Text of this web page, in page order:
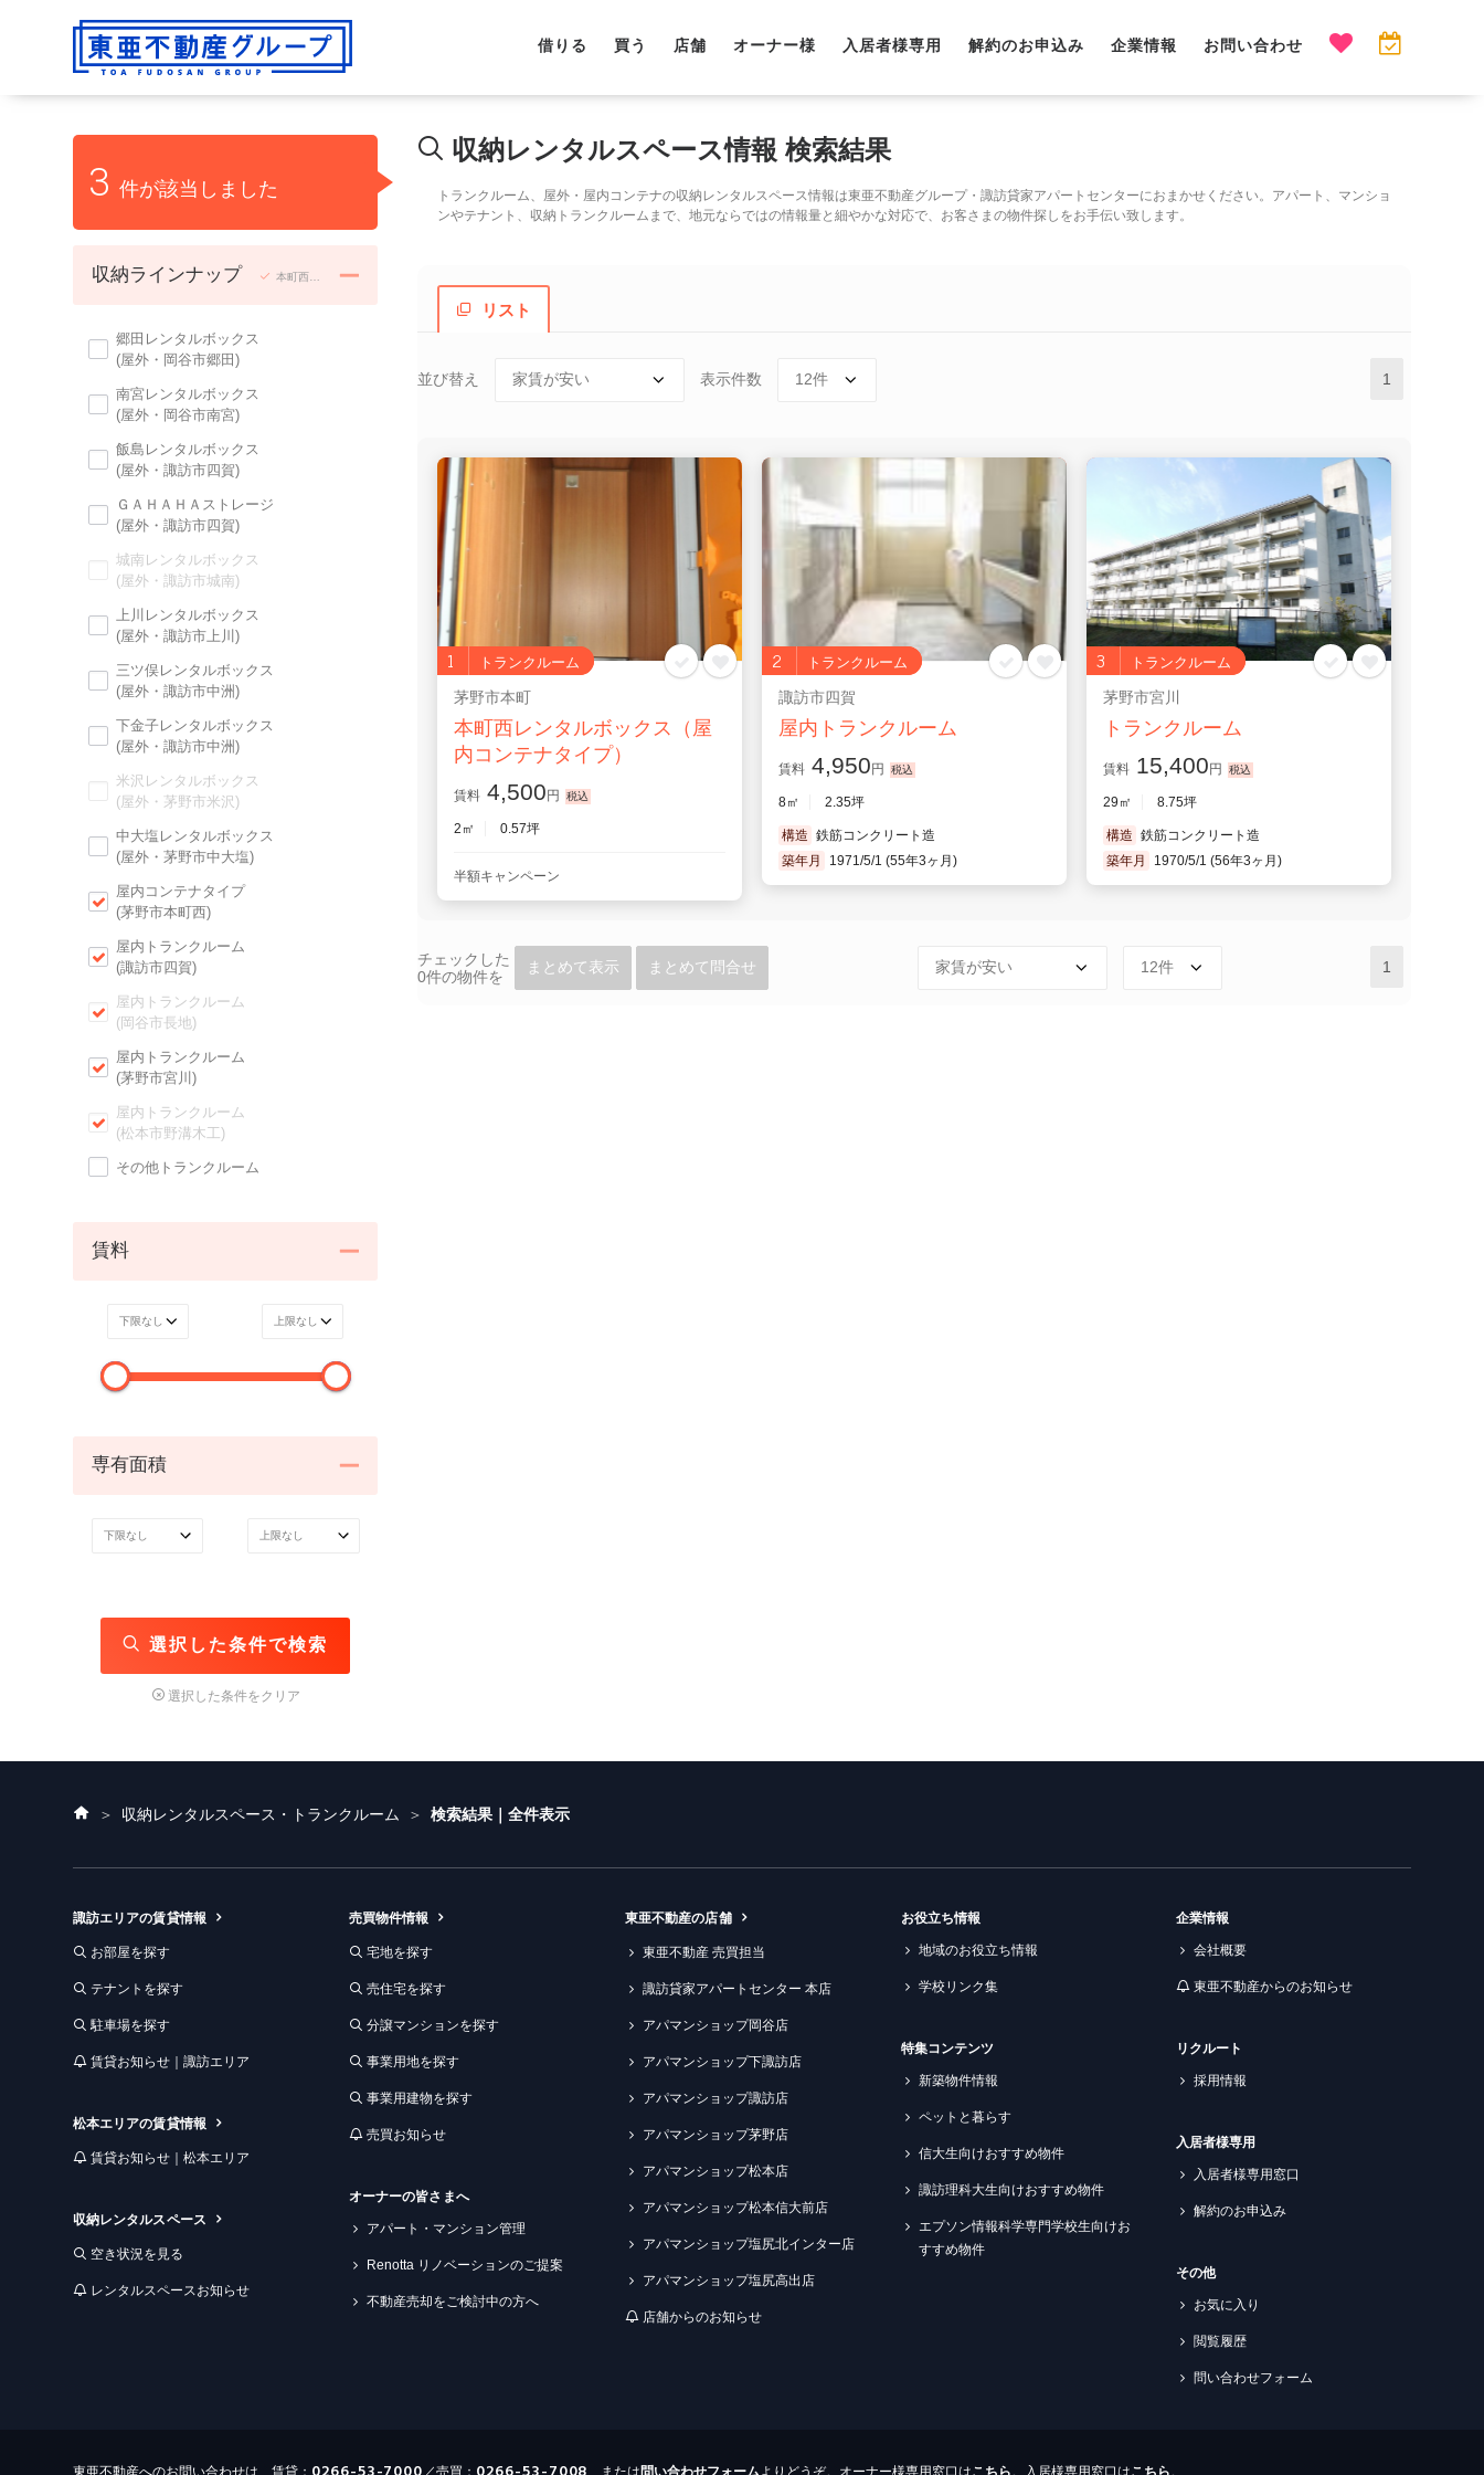
借りる 買う 店舗 オーナー様 入居者様専用 解約のお申込み 企業情報 お問い合わせ
3 件が該当しました
収納ラインナップ 本町西レンタルボックス, 明和トランクルーム, 長地宿舎, 宮川宿舎, 松本宿舎
郷田レンタルボックス
(屋外・岡谷市郷田)
南宮レンタルボックス
(屋外・岡谷市南宮)
飯島レンタルボックス
(屋外・諏訪市四賀)
ＧＡＨＡＨＡストレージ
(屋外・諏訪市四賀)
城南レンタルボックス
(屋外・諏訪市城南)
上川レンタルボックス
(屋外・諏訪市上川)
三ツ俣レンタルボックス
(屋外・諏訪市中洲)
下金子レンタルボックス
(屋外・諏訪市中洲)
米沢レンタルボックス
(屋外・茅野市米沢)
中大塩レンタルボックス
(屋外・茅野市中大塩)
屋内コンテナタイプ
(茅野市本町西)
屋内トランクルーム
(諏訪市四賀)
屋内トランクルーム
(岡谷市長地)
屋内トランクルーム
(茅野市宮川)
屋内トランクルーム
(松本市野溝木工)
その他トランクルーム
賃料
専有面積
選択した条件で検索
選択した条件をクリア
収納レンタルスペース情報 検索結果
トランクルーム、屋外・屋内コンテナの収納レンタルスペース情報は東亜不動産グループ・諏訪貸家アパートセンターにおまかせください。アパート、マンショ
ンやテナント、収納トランクルームまで、地元ならではの情報量と細やかな対応で、お客さまの物件探しをお手伝い致します。
リスト
並び替え 表示件数 1
1 トランクルーム
茅野市本町
本町西レンタルボックス（屋
内コンテナタイプ）
賃料 4,500 円
2㎡ 0.57坪
半額キャンペーン
2 トランクルーム
諏訪市四賀
屋内トランクルーム
賃料 4,950 円
8㎡ 2.35坪
構造 鉄筋コンクリート造
築年月
1971/5/1 (55年3ヶ月)
3 トランクルーム
茅野市宮川
トランクルーム
賃料 15,400 円
29㎡ 8.75坪
構造 鉄筋コンクリート造
築年月
1970/5/1 (56年3ヶ月)
チェックした
0件の物件を
まとめて表示 まとめて問合せ 1
ホ
ム
収納レンタルスペース・トランクルーム 検索結果｜全件表示
諏訪エリアの賃貸情報
お部屋を探す
テナントを探す
駐車場を探す
賃貸お知らせ｜諏訪エリア
松本エリアの賃貸情報
賃貸お知らせ｜松本エリア
収納レンタルスペース
空き状況を見る
レンタルスペースお知らせ
売買物件情報
宅地を探す
売住宅を探す
分譲マンションを探す
事業用地を探す
事業用建物を探す
売買お知らせ
オーナーの皆さまへ
アパート・マンション管理
Renotta リノベーションのご提案
不動産売却をご検討中の方へ
東亜不動産の店舗
東亜不動産 売買担当
諏訪貸家アパートセンター 本店
アパマンショップ岡谷店
アパマンショップ下諏訪店
アパマンショップ諏訪店
アパマンショップ茅野店
アパマンショップ松本店
アパマンショップ松本信大前店
アパマンショップ塩尻北インター店
アパマンショップ塩尻高出店
店舗からのお知らせ
お役立ち情報
地域のお役立ち情報
学校リンク集
特集コンテンツ
新築物件情報
ペットと暮らす
信大生向けおすすめ物件
諏訪理科大生向けおすすめ物件
エプソン情報科学専門学校生向けお
すすめ物件
企業情報
会社概要
東亜不動産からのお知らせ
リクルート
採用情報
入居者様専用
入居者様専用窓口
解約のお申込み
その他
お気に入り
閲覧履歴
問い合わせフォーム
東亜不動産へのお問い合わせは、賃貸： ／売買： 、または 問い合わせフォーム よりどうぞ。オーナー様専用窓口はこちら 。入居様専用窓口はこちら 。